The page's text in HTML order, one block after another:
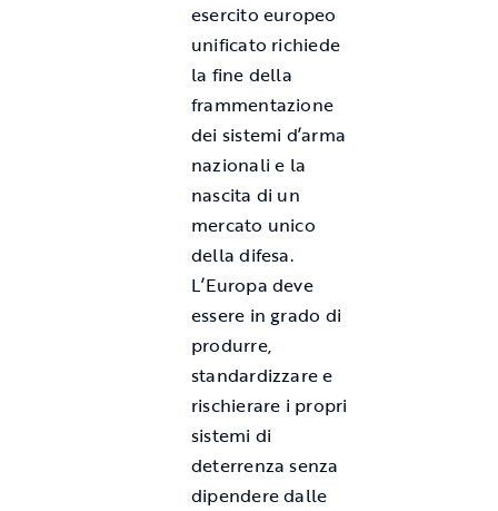
esercito europeo
unificato richiede
la fine della
frammentazione
dei sistemi d’arma
nazionali e la
nascita di un
mercato unico
della difesa.
L’Europa deve
essere in grado di
produrre,
standardizzare e
rischierare i propri
sistemi di
deterrenza senza
dipendere dalle